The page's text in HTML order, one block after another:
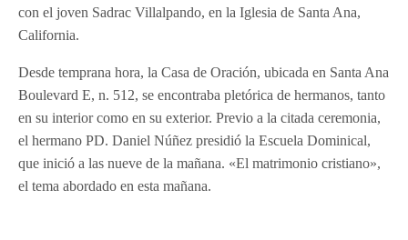
con el joven Sadrac Villalpando, en la Iglesia de Santa Ana,
California.
Desde temprana hora, la Casa de Oración, ubicada en Santa Ana
Boulevard E, n. 512, se encontraba pletórica de hermanos, tanto
en su interior como en su exterior. Previo a la citada ceremonia,
el hermano PD. Daniel Núñez presidió la Escuela Dominical,
que inició a las nueve de la mañana. «El matrimonio cristiano»,
el tema abordado en esta mañana.